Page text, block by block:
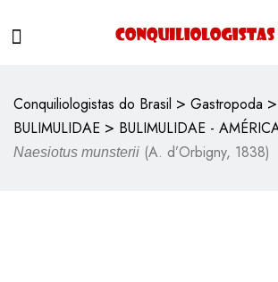
Conquiliologistas do Brasil > Gastropoda >
BULIMULIDAE > BULIMULIDAE -
Naesiotus munsterii (A. d’Orbigny, 1838)